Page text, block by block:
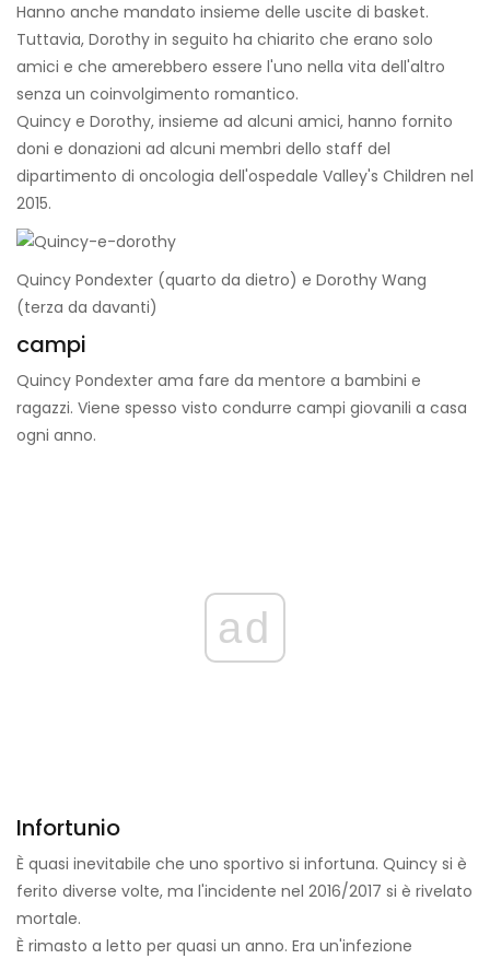
Hanno anche mandato insieme delle uscite di basket.
Tuttavia, Dorothy in seguito ha chiarito che erano solo
amici e che amerebbero essere l'uno nella vita dell'altro
senza un coinvolgimento romantico.
Quincy e Dorothy, insieme ad alcuni amici, hanno fornito
doni e donazioni ad alcuni membri dello staff del
dipartimento di oncologia dell'ospedale Valley's Children nel
2015.
Quincy Pondexter (quarto da dietro) e Dorothy Wang
(terza da davanti)
campi
Quincy Pondexter ama fare da mentore a bambini e
ragazzi. Viene spesso visto condurre campi giovanili a casa
ogni anno.
ad
Infortunio
È quasi inevitabile che uno sportivo si infortuna. Quincy si è
ferito diverse volte, ma l'incidente nel 2016/2017 si è rivelato
mortale.
È rimasto a letto per quasi un anno. Era un'infezione